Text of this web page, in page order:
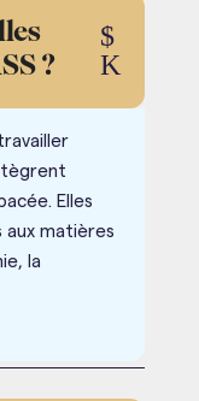
?
$
K
Elles
matières
la